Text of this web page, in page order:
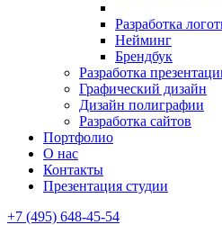
Разработка
Нейминг
Брендбук
Разработка
Графический дизайн
Дизайн полиграфии
Разработка сайтов
Портфолио
О нас
Контакты
Презентация студии
+7 (495) 648-45-54